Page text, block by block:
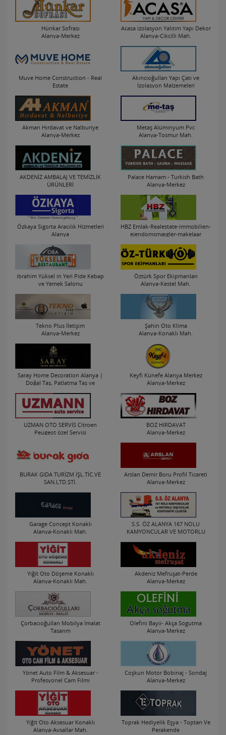
Hünkar Sofrası
Alanya-Merkez
Acasa izolasyon Yalıtım Yapı Dekor
Alanya-Cikcilli Mah.
Muve Home Construction - Real
Estate
Akıncıoğulları Yapı Çatı ve
İzolasyon Malzemeleri
Akman Hırdavat ve Nalburiye
Alanya-Merkez
Metaş Alüminyum Pvc
Alanya-Tosmur Mah.
AKDENİZ AMBALAJ VE TEMİZLİK
ÜRÜNLERİ
Palace Hamam - Turkish Bath
Alanya-Merkez
Özkaya Sigorta Aracılık Hizmetleri
Alanya
HBZ Emlak-Realestate-immobilien-
ejendomsmægler-makelaar
ibrahim Yüksel in Yeri Pide Kebap
ve Yemek Salonu
Öztürk Spor Ekipmanları
Alanya-Kestel Mah.
Tekno Plus İletişim
Alanya-Merkez
Şahin Oto Klima
Alanya-Konaklı Mah.
Saray Home Decoration Alanya |
Doğal Taş, Patlatma Taş ve
Alanya-Oba Mah.
Keyfi Künefe Alanya Merkez
Alanya-Merkez
UZMAN OTO SERVİS Citroen
Peugeot özel Servisi
BOZ HIRDAVAT
Alanya-Merkez
BURAK GIDA TURİZM İŞL.TİC.VE
SAN.LTD.ŞTİ.
Arslan Demir Boru Profil Ticareti
Alanya-Merkez
Garage Concept Konaklı
Alanya-Konaklı Mah.
S.S. ÖZ ALANYA 167 NOLU
KAMYONCULAR VE MOTORLU
Alanya-Merkez
Yiğit Oto Döşeme Konaklı
Alanya-Konaklı Mah.
Akdeniz Mefruşat-Perde
Alanya-Merkez
Çorbacıoğulları Mobilya İmalat
Tasarım
Olefini Bayii- Akça Sogutma
Alanya-Merkez
Yönet Auto Film & Aksesuar -
Profesyonel Cam Filmi
Alanya-Merkez
Coşkun Motor Bobinaj - Sondaj
Alanya-Merkez
Yiğit Oto Aksesuar Konaklı
Alanya-Avsallar Mah.
Toprak Hediyelik Eşya - Toptan Ve
Perakende